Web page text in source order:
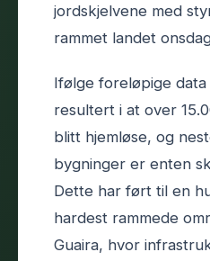
jordskjelvene med
rammet landet
Ifølge foreløpige
resultert i at over
blitt hjemløse, og
bygninger er enten
Dette har ført til en
hardest rammede
Guaira, hvor